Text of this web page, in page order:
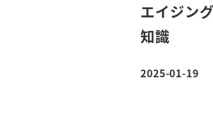
エイジン
知識
投稿日
2025-01-19